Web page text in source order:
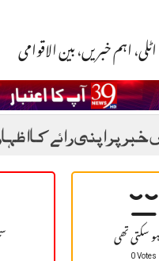
اٹلی،اہم خبریں،بین الاقوامی
پر اپنی رائے کا
سکتی تھی0 Votes